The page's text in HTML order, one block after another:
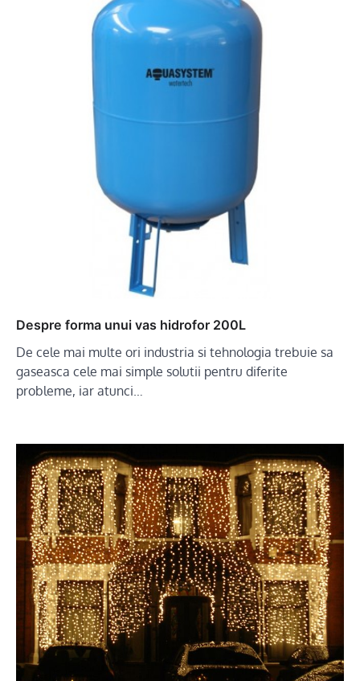
Despre forma unui vas hidrofor 200L
De cele mai multe ori industria si tehnologia trebuie sa
gaseasca cele mai simple solutii pentru diferite
probleme, iar atunci…